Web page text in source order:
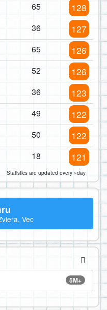
65 128
36 127
65 126
52 126
36 123
49 122
50 122
18 121
Statistics are updated every ~day
Vec
5M+